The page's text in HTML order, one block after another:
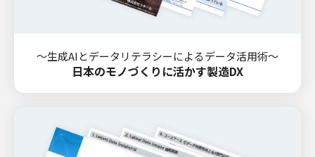
～生成AIとデータリテラシーによるデータ活用術～
日本のモノづくりに活かす製造DX